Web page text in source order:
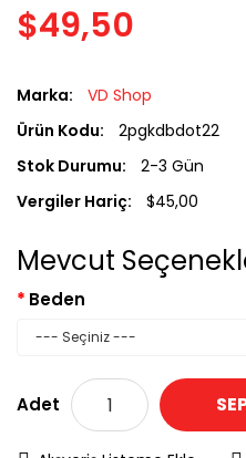
$49,50
Marka:
VD Shop
Ürün Kodu:
2pgkdbdot22
Stok Durumu:
2-3 Gün
Vergiler Hariç:
$45,00
Mevcut
Beden
Adet